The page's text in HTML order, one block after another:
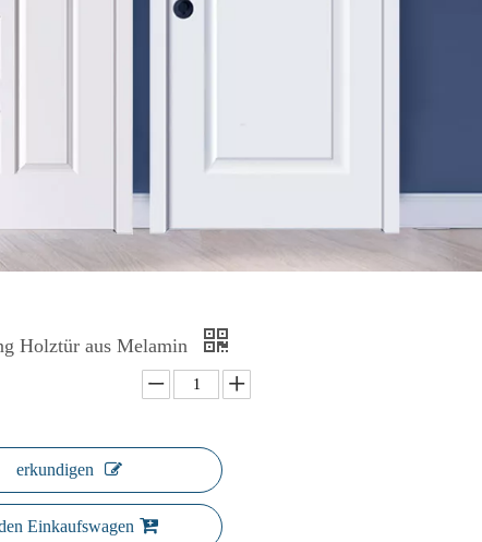
Holztür aus Melamin
erkundigen
Einkaufswagen